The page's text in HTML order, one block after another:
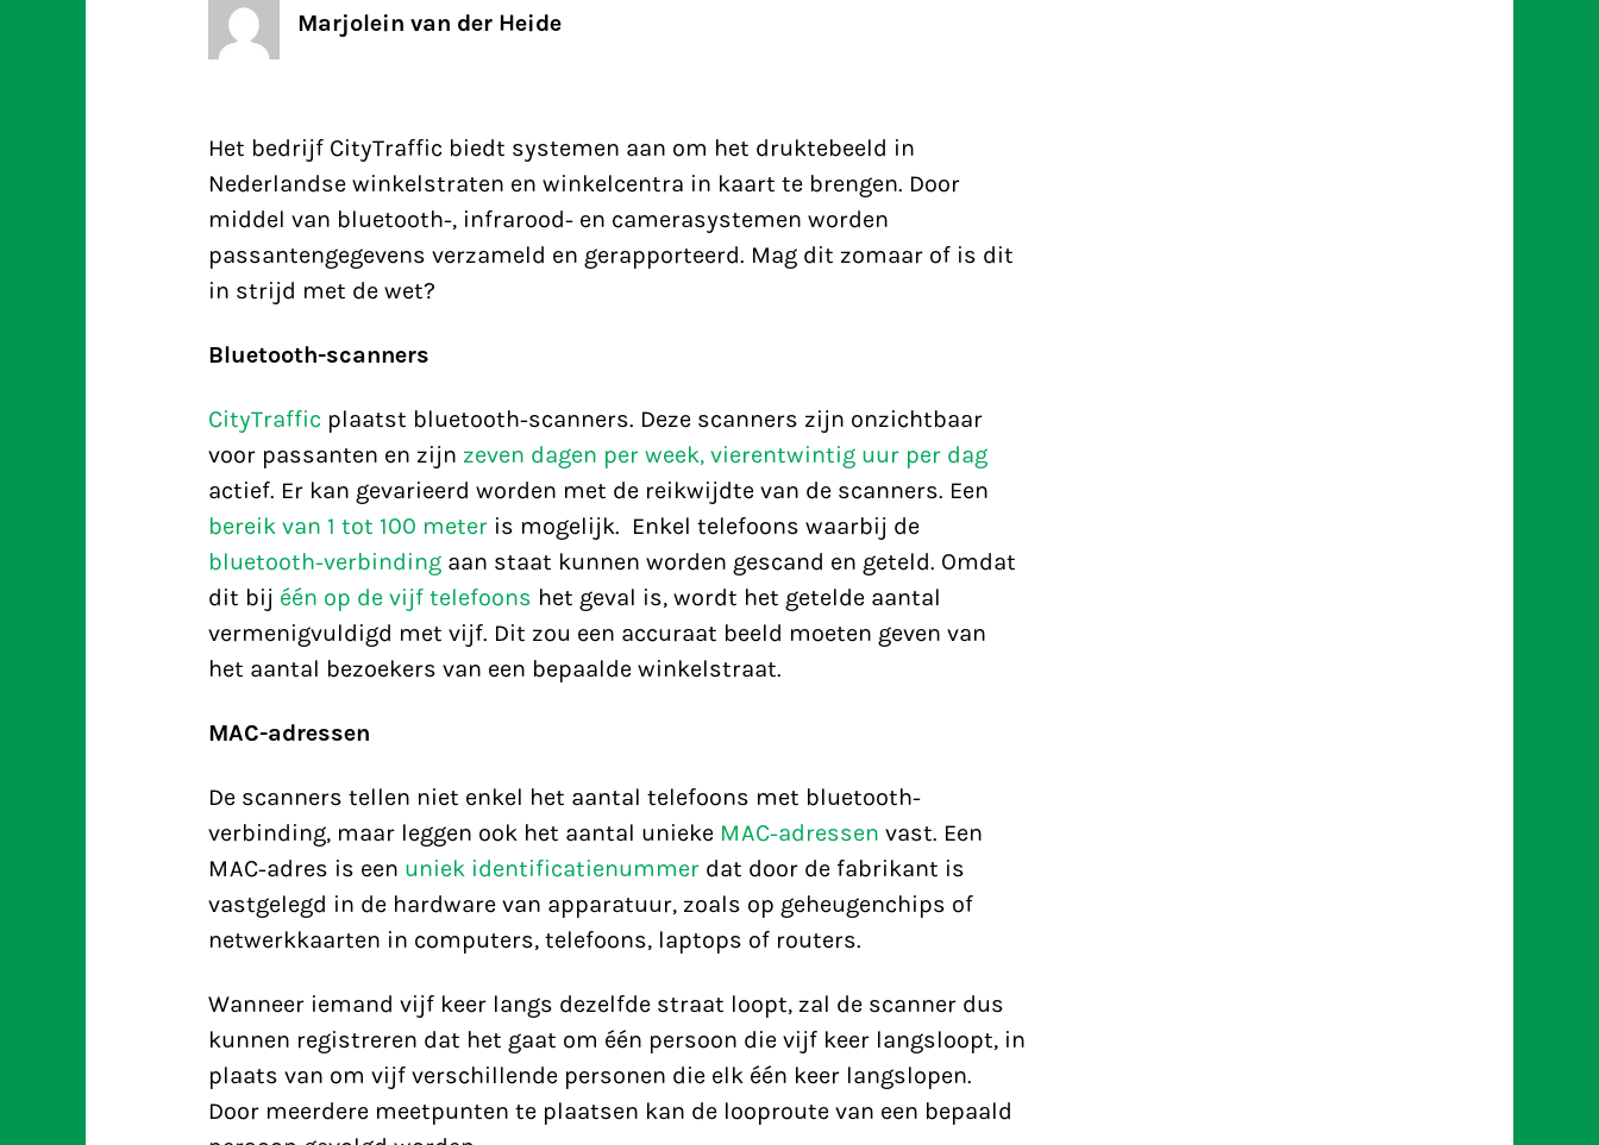
Marjolein van der Heide
Het bedrijf CityTraffic biedt systemen aan om het druktebeeld in
Nederlandse winkelstraten en winkelcentra in kaart te brengen. Door
middel van bluetooth-, infrarood- en camerasystemen worden
passantengegevens verzameld en gerapporteerd. Mag dit zomaar of is dit
in strijd met de wet?
Bluetooth-scanners
CityTrafficplaatst bluetooth-scanners. Deze scanners zijn onzichtbaar
voor passanten en zijn zeven dagen per week, vierentwintig uur per dag
actief. Er kan gevarieerd worden met de reikwijdte van de scanners. Een
bereik van 1 tot 100 meteris mogelijk. Enkel telefoons waarbij de
bluetooth-verbindingaan staat kunnen worden gescand en geteld. Omdat
dit bij één op de vijf telefoons het geval is, wordt het getelde aantal
vermenigvuldigd met vijf. Dit zou een accuraat beeld moeten geven van
het aantal bezoekers van een bepaalde winkelstraat.
MAC-adressen
De scanners tellen niet enkel het aantal telefoons met bluetooth-
verbinding, maar leggen ook het aantal unieke MAC-adressen vast. Een
MAC-adres is een uniek identificatienummerdat door de fabrikant is
vastgelegd in de hardware van apparatuur, zoals op geheugenchips of
netwerkkaarten in computers, telefoons, laptops of routers.
Wanneer iemand vijf keer langs dezelfde straat loopt, zal de scanner dus
kunnen registreren dat het gaat om één persoon die vijf keer langsloopt, in
plaats van om vijf verschillende personen die elk één keer langslopen.
Door meerdere meetpunten te plaatsen kan de looproute van een bepaald